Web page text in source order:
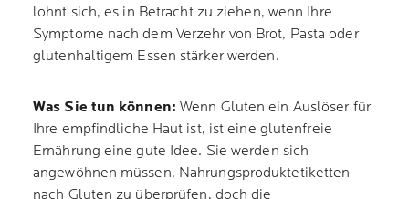
lohnt sich, es in Betracht zu ziehen, wenn Ihre
Symptome nach dem Verzehr von Brot, Pasta oder
glutenhaltigem Essen stärker werden.
Was Sie tun können: Wenn Gluten ein Auslöser für
Ihre empfindliche Haut ist, ist eine glutenfreie
Ernährung eine gute Idee. Sie werden sich
angewöhnen müssen, Nahrungsproduktetiketten
nach Gluten zu überprüfen, doch die